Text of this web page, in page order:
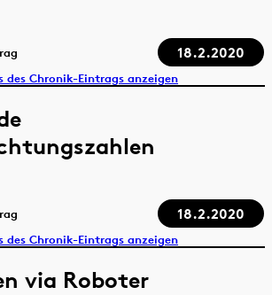
18.2.2020
des Chronik-Eintrags anzeigen
18.2.2020
des Chronik-Eintrags anzeigen
via Roboter